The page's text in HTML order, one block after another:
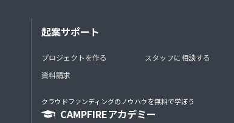
起案サポート
プロジェクトを作る
資料請求
スタッフに相談する
クラウドファンディングのノウハウを無料で学ぼう
CAMPFIREアカデミー